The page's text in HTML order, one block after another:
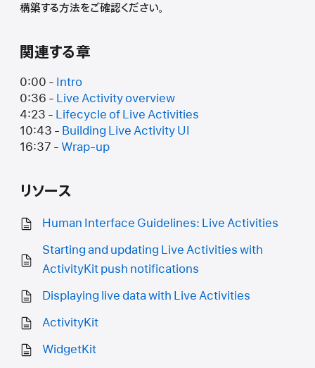
構築する方法をご確認ください。
関連する章
0:00 - Intro
0:36 - Live Activity overview
4:23 - Lifecycle of Live Activities
10:43 - Building Live Activity UI
16:37 - Wrap-up
リソース
Human Interface Guidelines: Live Activities
Starting and updating Live Activities with
ActivityKit push notifications
Displaying live data with Live Activities
ActivityKit
WidgetKit